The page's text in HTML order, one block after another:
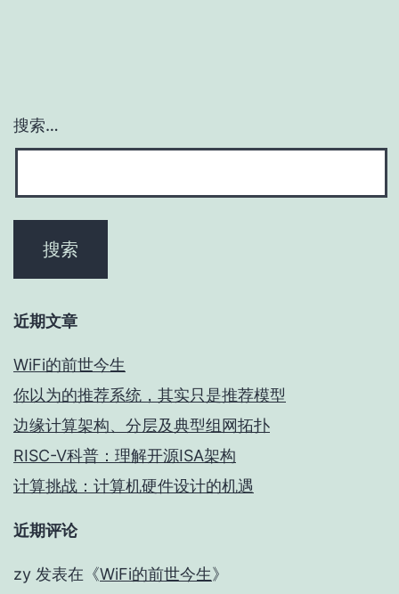
搜索…
近期文章
WiFi的前世今生
你以为的推荐系统，其实只是推荐模型
边缘计算架构、分层及典型组网拓扑
RISC-V科普：理解开源ISA架构
计算挑战：计算机硬件设计的机遇
近期评论
zy 发表在《WiFi的前世今生》